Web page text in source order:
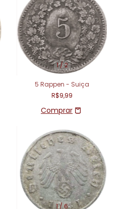
1/2
5 Rappen - Suiça
R$9,99
1/6